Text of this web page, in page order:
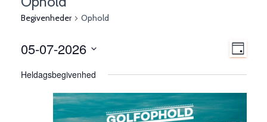
Begivenheder Ophold
N
a
v
i
g
B
e
D
G
05-07-2026
æ
Heldagsbegivenhed